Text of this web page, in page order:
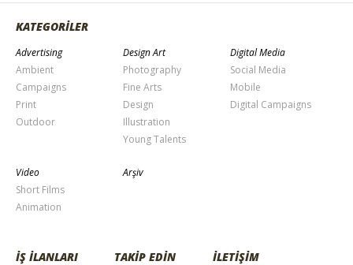
KATEGORİLER
Advertising
Ambient
Campaigns
Print
Outdoor
Design Art
Photography
Fine Arts
Design
Illustration
Young Talents
Digital Media
Social Media
Mobile
Digital Campaigns
Video
Short Films
Animation
Arşiv
İŞ İLANLARI TAKİP EDİN İLETİŞİM